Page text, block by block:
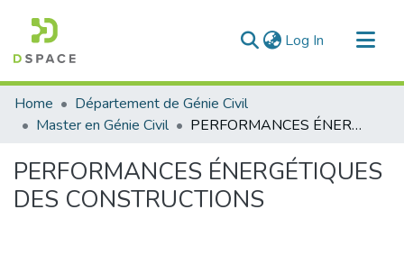
Log In (current)
Communities & Collections
All of DSpace
Home
Département de Génie Civil
Master en Génie Civil
PERFORMANCES ÉNERGÉTIQUES DES CONSTRUCTIONS
PERFORMANCES ÉNERGÉTIQUES
DES CONSTRUCTIONS